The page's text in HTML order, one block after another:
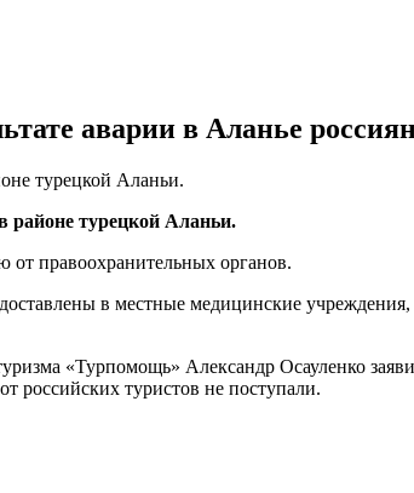
аварии в Аланье
турецкой Аланьи.
районе турецкой Аланьи.
от правоохранительных органов.
в местные медицинские
«Турпомощь» Александр Осауленко
российских туристов не поступали.